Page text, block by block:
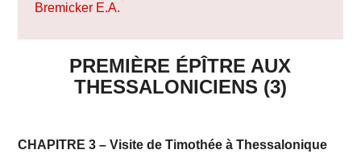
Bremicker E.A.
PREMIÈRE ÉPÎTRE AUX
THESSALONICIENS (3)
CHAPITRE 3 – Visite de Timothée à Thessalonique